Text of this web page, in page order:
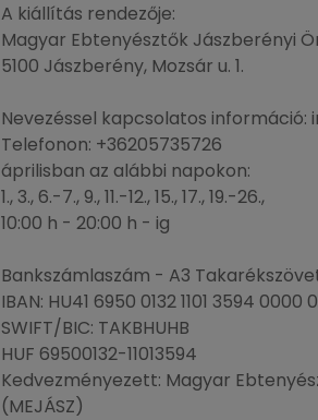
A kiállítás rendezője:
Magyar Ebtenyésztők Jászberényi
5100 Jászberény, Mozsár u. 1.
Nevezéssel kapcsolatos információ:
Telefonon: +36205735726
áprilisban az alábbi napokon:
1., 3., 6.-7., 9., 11.-12., 15., 17., 19.-26.,
10:00 h - 20:00 h - ig
Bankszámlaszám - A3
IBAN: HU41 6950 0132 1101 3594 0000
SWIFT/BIC: TAKBHUHB
HUF 69500132-11013594
Kedvezményezett: Magyar
(MEJÁSZ)